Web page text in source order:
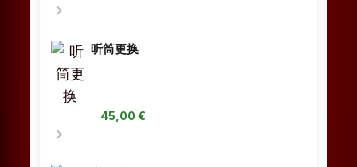
chevron_right
听筒更换
45,00 €
chevron_right